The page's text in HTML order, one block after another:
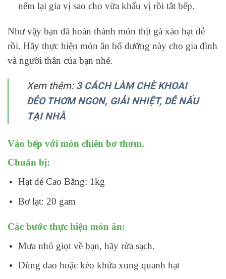
nếm lại gia vị sao cho vừa khẩu vị rồi tắt bếp.
Như vậy bạn đã hoàn thành món thịt gà xào hạt dẻ
rồi. Hãy thực hiện món ăn bổ dưỡng này cho gia đình
và người thân của bạn nhé.
Xem thêm: 3 CÁCH LÀM CHÈ KHOAI
DẺO THƠM NGON, GIẢI NHIỆT, DỄ NẤU
TẠI NHÀ
Vào bếp với món chiên bơ thơm.
Chuẩn bị:
Hạt dẻ Cao Bằng: 1kg
Bơ lạt: 20 gam
Các bước thực hiện món ăn:
Mưa nhỏ giọt về bạn, hãy rửa sạch.
Dùng dao hoặc kéo khứa xung quanh hạt